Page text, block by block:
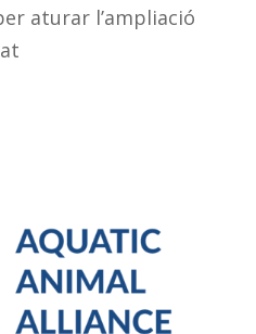
aturar l’ampliació